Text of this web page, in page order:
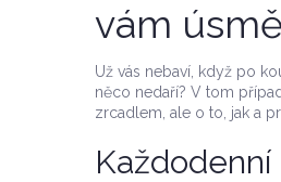
vám
Už vás nebaví, když po
něco nedaří? V tom
zrcadlem, ale o to, jak a